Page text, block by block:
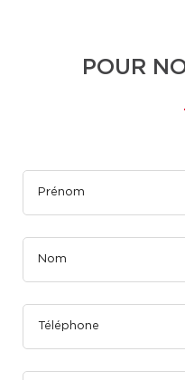
POUR